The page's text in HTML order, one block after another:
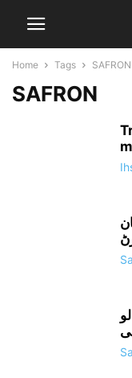
Home Tags SAFRON
SAFRON